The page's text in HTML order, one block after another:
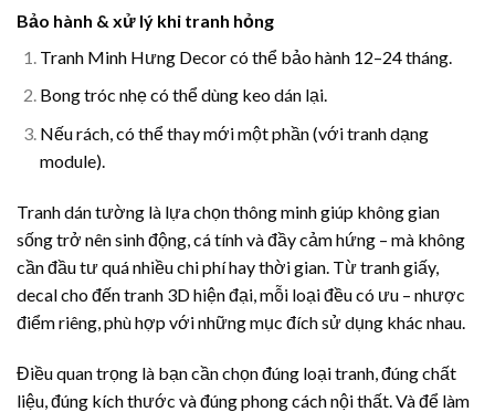
Bảo hành & xử lý khi tranh hỏng
Tranh Minh Hưng Decor có thể bảo hành 12–24 tháng.
Bong tróc nhẹ có thể dùng keo dán lại.
Nếu rách, có thể thay mới một phần (với tranh dạng
module).
Tranh dán tường là lựa chọn thông minh giúp không gian
sống trở nên sinh động, cá tính và đầy cảm hứng – mà không
cần đầu tư quá nhiều chi phí hay thời gian. Từ tranh giấy,
decal cho đến tranh 3D hiện đại, mỗi loại đều có ưu – nhược
điểm riêng, phù hợp với những mục đích sử dụng khác nhau.
Điều quan trọng là bạn cần chọn đúng loại tranh, đúng chất
liệu, đúng kích thước và đúng phong cách nội thất. Và để làm